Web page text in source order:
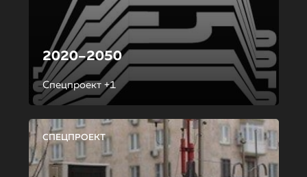
2020–2050
Спецпроект +1
СПЕЦПРОЕКТ